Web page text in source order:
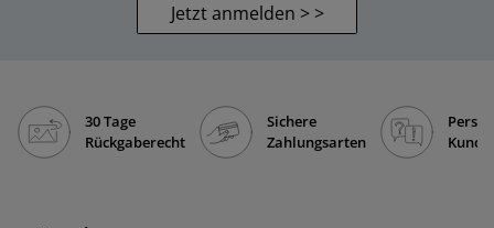
Jetzt anmelden > >
30 Tage
Rückgaberecht
Sichere
Zahlungsarten